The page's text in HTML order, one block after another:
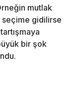
mutlak
seçime gidilirse
bir şok